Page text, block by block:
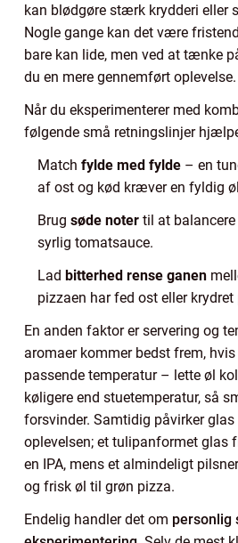
kan blødgøre stærk krydderi eller
Nogle gange kan det være
bare kan lide, men ved at tænke
du en mere gennemført oplevelse.
Når du eksperimenterer med
følgende små retningslinjer
Match fylde med fylde – en
af ost og kød kræver en fyldig
Brug søde noter til at
syrlig tomatsauce.
Lad bitterhed rense ganen
pizzaen har fed ost eller krydret
En anden faktor er servering og
aromaer kommer bedst frem, hvis
passende temperatur – lette øl
køligere end stuetemperatur, så
forsvinder. Samtidig påvirker
oplevelsen; et tulipanformet glas
en IPA, mens et almindeligt
og frisk øl til grøn pizza.
Endelig handler det om personlig